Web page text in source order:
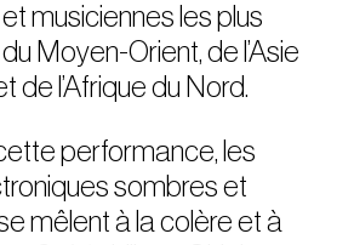
musiciennes les plus
Moyen-Orient, de l’Asie
de l’Afrique du Nord.
performance, les
sombres et
mêlent à la colère et à